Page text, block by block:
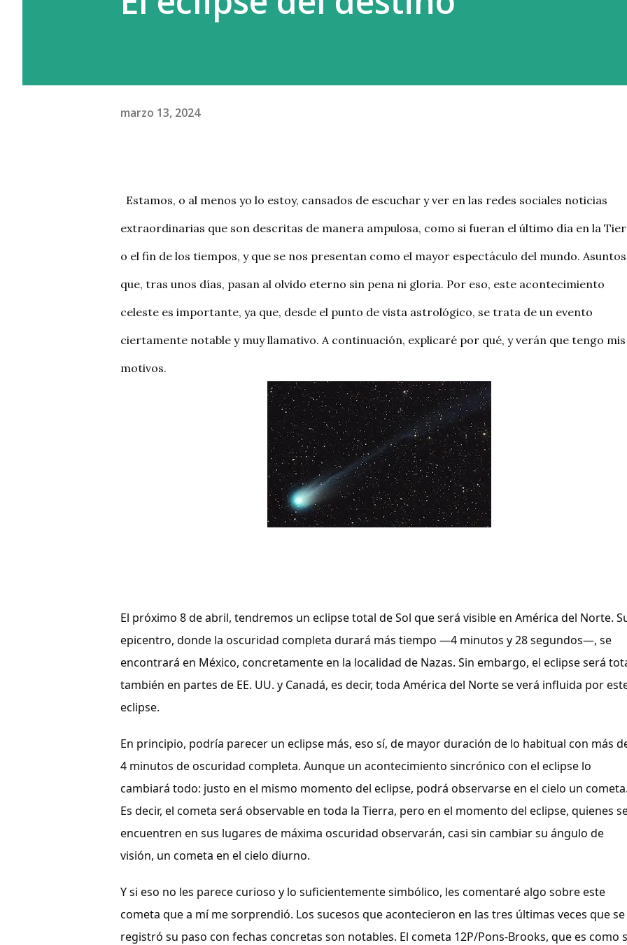
diferencia del capital productivo, no levanta ni ayuda, sino que acapara
marzo 13, 2024
extraordinarias que son descritas de manera ampulosa, como si fueran el último día en la
o el fin de los tiempos, y que se nos presentan como el mayor espectáculo del mundo. Asuntos
que, tras unos días, pasan al olvido eterno sin pena ni gloria. Por eso, este acontecimiento
celeste es importante, ya que, desde el punto de vista astrológico, se trata de un evento
ciertamente notable y muy llamativo. A continuación, explicaré por qué, y verán que tengo mis
motivos.
El próximo 8 de abril, tendremos un eclipse total de Sol que será visible en América del Norte.
epicentro, donde la oscuridad completa durará más tiempo —4 minutos y 28 segundos—, se
encontrará en México, concretamente en la localidad de Nazas. Sin embargo, el eclipse será
también en partes de EE. UU. y Canadá, es decir, toda América del Norte se verá influida por
eclipse.
En principio, podría parecer un eclipse más, eso sí, de mayor duración de lo habitual con más
4 minutos de oscuridad completa. Aunque un acontecimiento sincrónico con el eclipse lo
cambiará todo: justo en el mismo momento del eclipse, podrá observarse en el cielo un
Es decir, el cometa será observable en toda la Tierra, pero en el momento del eclipse, quienes
encuentren en sus lugares de máxima oscuridad observarán, casi sin cambiar su ángulo de
visión, un cometa en el cielo diurno.
Y si eso no les parece curioso y lo suficientemente simbólico, les comentaré algo sobre este
cometa que a mí me sorprendió. Los sucesos que acontecieron en las tres últimas veces que se
registró su paso con fechas concretas son notables. El cometa 12P/Pons-Brooks, que es como